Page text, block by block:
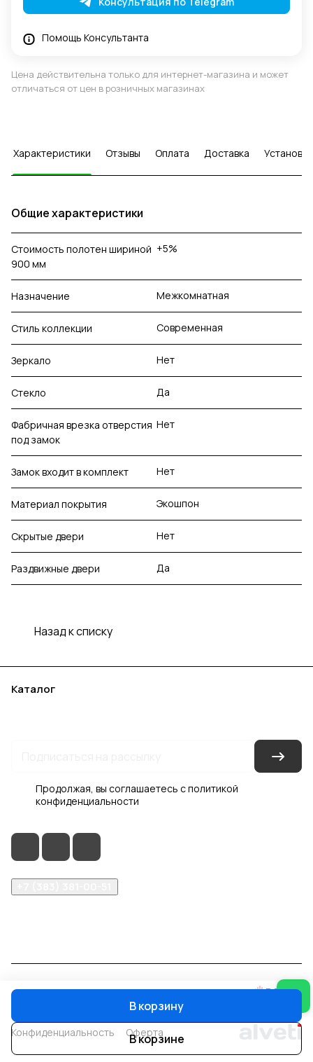
В корзину
В корзине
Помощь Консультанта
Цена действительна только для интернет-магазина и может
отличаться от цен в розничных магазинах
Характеристики Отзывы Оплата Доставка Установка
Общие характеристики
Стоимость полотен шириной
900 мм
+5%
Назначение Межкомнатная
Стиль коллекции Современная
Зеркало Нет
Стекло Да
Фабричная врезка отверстия
под замок
Нет
Замок входит в комплект Нет
Материал покрытия Экошпон
Скрытые двери Нет
Раздвижные двери Да
Назад к списку
Каталог
Продолжая, вы соглашаетесь сполитикой
конфиденциальности
© 2026 Интер-Двери
Конфиденциальность Оферта